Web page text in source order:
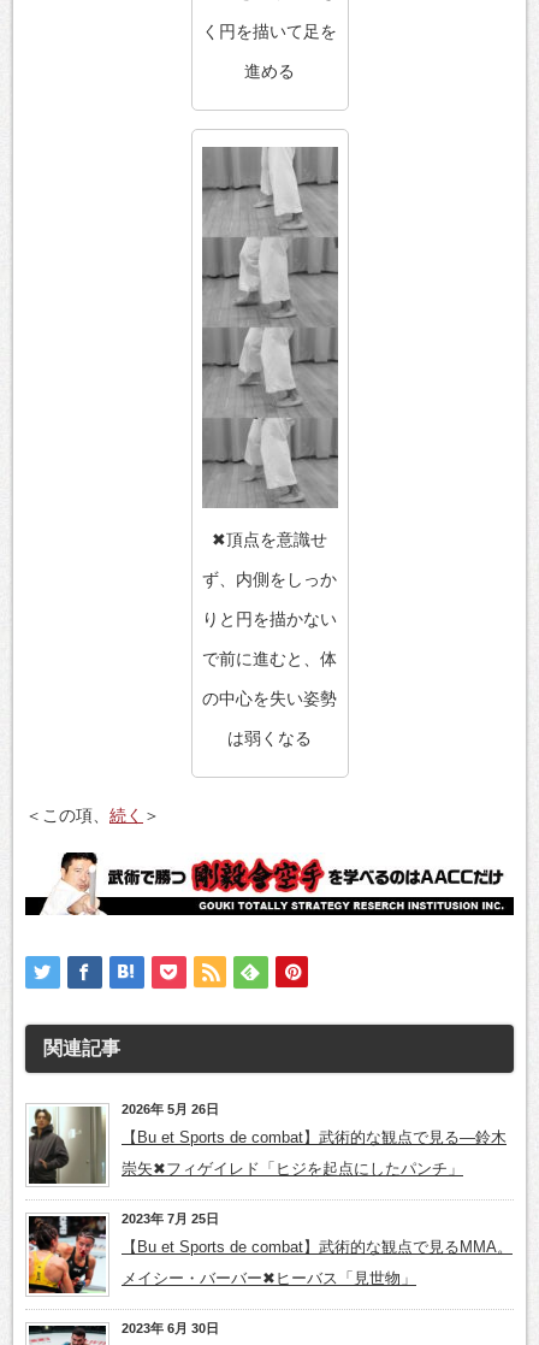
く円を描いて足を
進める
✖頂点を意識せ
ず、内側をしっか
りと円を描かない
で前に進むと、体
の中心を失い姿勢
は弱くなる
＜この項、 続く ＞
関連記事
2026年 5月 26日
【Bu et Sports de combat】武術的な観点で見る―鈴木
崇矢✖フィゲイレド「ヒジを起点にしたパンチ」
2023年 7月 25日
【Bu et Sports de combat】武術的な観点で見るMMA。
メイシー・バーバー✖ヒーバス「見世物」
2023年 6月 30日